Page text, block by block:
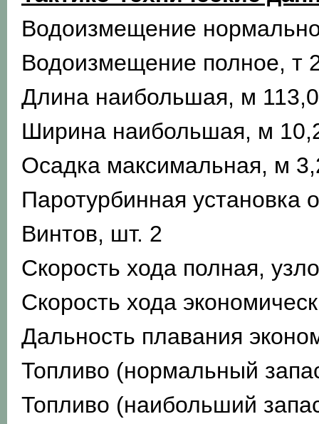
Водоизмещение
Водоизмещение полное, т
Длина наибольшая, м 113,0
Ширина наибольшая, м
Осадка максимальная, м
Паротурбинная
Винтов, шт. 2
Скорость хода полная,
Скорость хода
Дальность плавания
Топливо (нормальный
Топливо (наибольший